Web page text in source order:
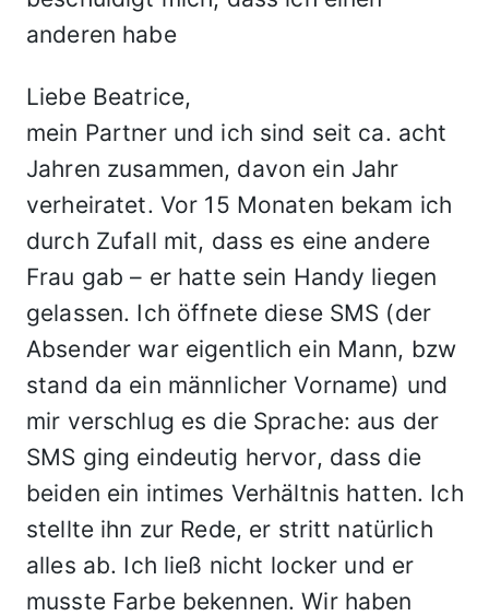
Liebe Beatrice,
mein Partner und ich sind seit ca. acht
Jahren zusammen, davon ein Jahr
verheiratet. Vor 15 Monaten bekam ich
durch Zufall mit, dass es eine andere
Frau gab – er hatte sein Handy liegen
gelassen. Ich öffnete diese SMS (der
Absender war eigentlich ein Mann, bzw
stand da ein männlicher Vorname) und
mir verschlug es die Sprache: aus der
SMS ging eindeutig hervor, dass die
beiden ein intimes Verhältnis hatten. Ich
stellte ihn zur Rede, er stritt natürlich
alles ab. Ich ließ nicht locker und er
musste Farbe bekennen. Wir haben